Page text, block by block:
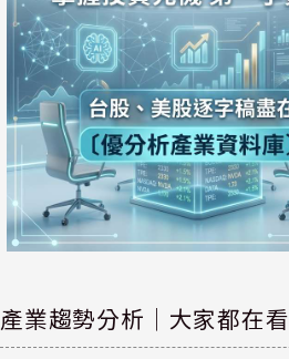
產業趨勢分析｜大家都在看